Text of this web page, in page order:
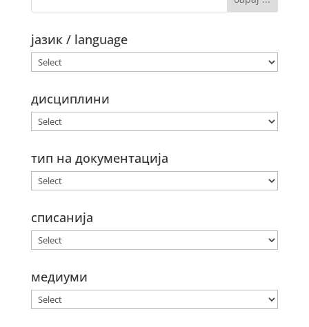
јазик / language
дисциплини
тип на документација
списанија
медиуми